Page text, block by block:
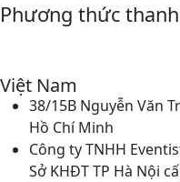
Phương thức
Việt Nam
38/15B Nguyễn Văn
Hồ Chí Minh
Công ty TNHH
Sở KHĐT TP Hà Nội